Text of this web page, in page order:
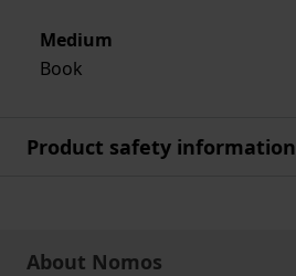
Medium
Book
Product safety information
About Nomos